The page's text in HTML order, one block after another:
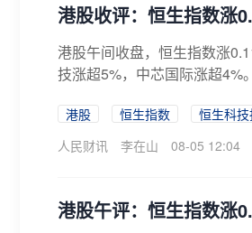
港股收评：恒生指数涨
港股午间收盘，恒生指数涨
技涨超5%，中芯国际涨超4%。
港股 恒生指数
恒生科
人民财讯
李在山 08-05 12:04
港股午评：恒生指数涨